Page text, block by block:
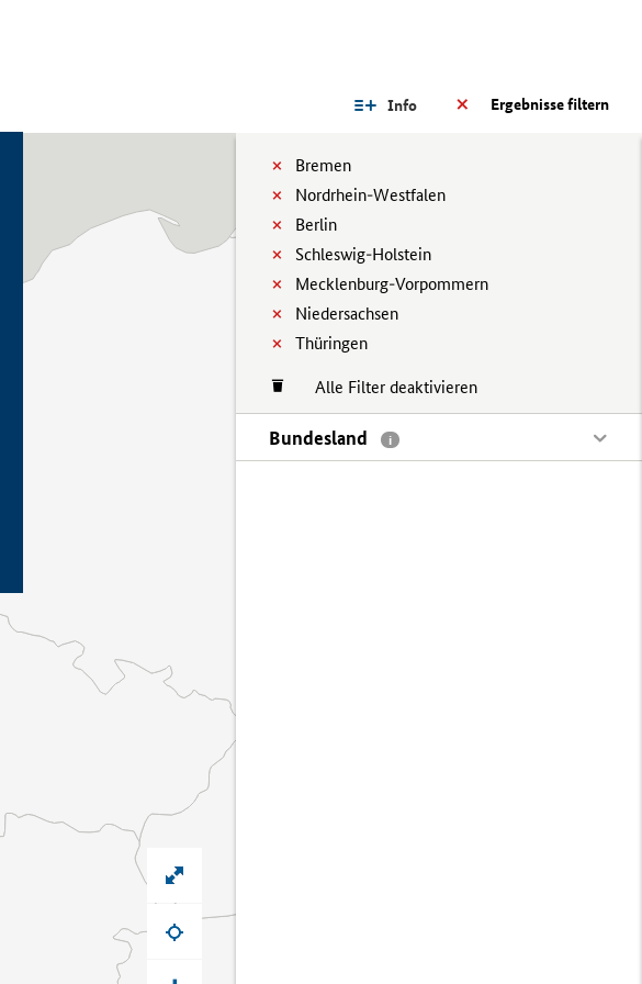
Ergebnisse filtern
Info
Bremen
Nordrhein-Westfalen
Berlin
Schleswig-Holstein
Mecklenburg-Vorpommern
Niedersachsen
Thüringen
Alle Filter deaktivieren
Bundesland i